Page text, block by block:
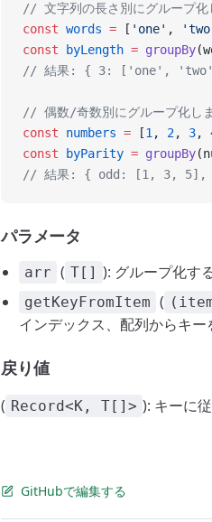
// 文字列の長さ別にグループ化
const words = [ 'one' ,
const byLength = groupBy
// 結果: { 3: ['one',
// 偶数/奇数別にグループ化しま
const numbers = [1 , 2, 3,
const byParity = groupBy
// 結果: { odd: [1, 3, 5],
パラメータ
arr ( T[] ): グループ化す
getKeyFromItem (
インデックス、配列からキー
戻り値
( Record<K, T[]> ): キーに
GitHubで編集する